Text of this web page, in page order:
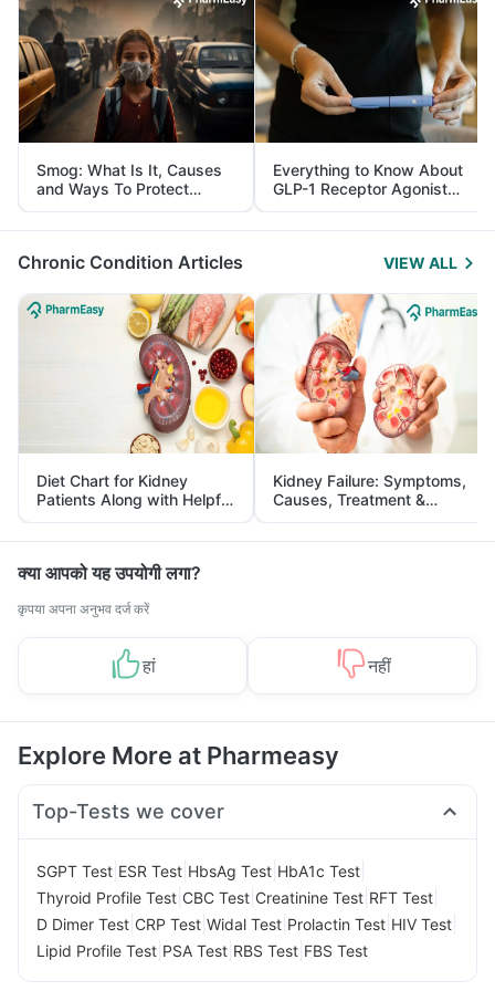
Smog: What Is It, Causes
and Ways To Protect
Yourself From It
Everything to Know About
GLP-1 Receptor Agonist
and Its Role in Weight
Management
Chronic Condition Articles VIEW ALL
Diet Chart for Kidney
Patients Along with Helpful
Tips
Kidney Failure: Symptoms,
Causes, Treatment &
Prevention
क्या आपको यह उपयोगी लगा?
कृपया अपना अनुभव दर्ज करें
हां नहीं
Explore More at Pharmeasy
Top-Tests we cover
SGPT Test ESR Test HbsAg Test HbA1c Test
Thyroid Profile Test CBC Test Creatinine Test RFT Test
D Dimer Test CRP Test Widal Test Prolactin Test HIV Test
Lipid Profile Test PSA Test RBS Test FBS Test